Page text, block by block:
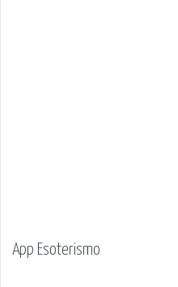
App Esoterismo